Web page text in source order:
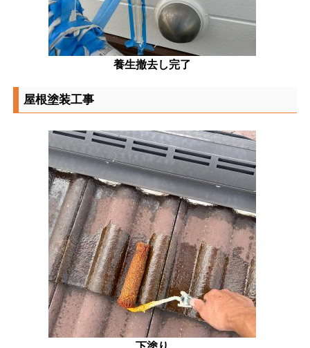
養生撤去し完了
屋根塗装工事